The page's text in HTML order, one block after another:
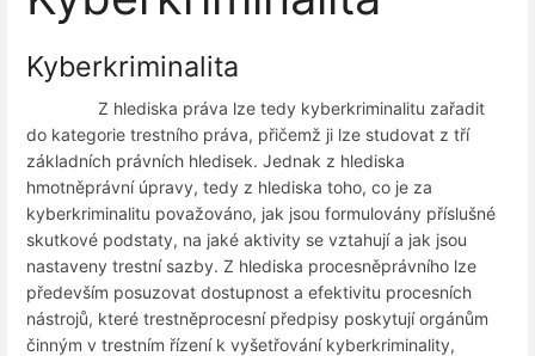
Kyberkriminalita
Z hlediska práva lze tedy kyberkriminalitu zařadit
do kategorie trestního práva, přičemž ji lze studovat z tří
základních právních hledisek. Jednak z hlediska
hmotněprávní úpravy, tedy z hlediska toho, co je za
kyberkriminalitu považováno, jak jsou formulovány příslušné
skutkové podstaty, na jaké aktivity se vztahují a jak jsou
nastaveny trestní sazby. Z hlediska procesněprávního lze
především posuzovat dostupnost a efektivitu procesních
nástrojů, které trestněprocesní předpisy poskytují orgánům
činným v trestním řízení k vyšetřování kyberkriminality,